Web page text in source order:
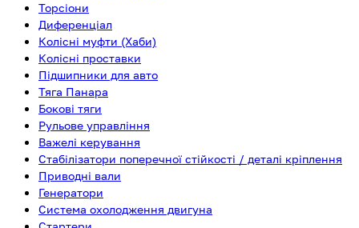
Торсіони
Диференціал
Колісні муфти (Хаби)
Колісні проставки
Підшипники для авто
Тяга Панара
Бокові тяги
Рульове управління
Важелі керування
Стабілізатори поперечної стійкості / деталі кріплення
Приводні вали
Генератори
Система охолодження двигуна